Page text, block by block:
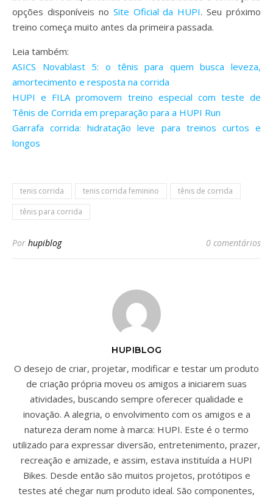
opções disponíveis no Site Oficial da HUPI. Seu próximo
treino começa muito antes da primeira passada.
Leia também:
ASICS Novablast 5: o tênis para quem busca leveza,
amortecimento e resposta na corrida
HUPI e FILA promovem treino especial com teste de
Tênis de Corrida em preparação para a HUPI Run
Garrafa corrida: hidratação leve para treinos curtos e
longos
tenis corrida tenis corrida feminino
tênis de corrida
tênis para corrida
Por hupiblog 0 comentários
HUPIBLOG
O desejo de criar, projetar, modificar e testar um produto
de criação própria moveu os amigos a iniciarem suas
atividades, buscando sempre oferecer qualidade e
inovação. A alegria, o envolvimento com os amigos e a
natureza deram nome à marca: HUPI. Este é o termo
utilizado para expressar diversão, entretenimento, prazer,
recreação e amizade, e assim, estava instituída a HUPI
Bikes. Desde então são muitos projetos, protótipos e
testes até chegar num produto ideal. São componentes,